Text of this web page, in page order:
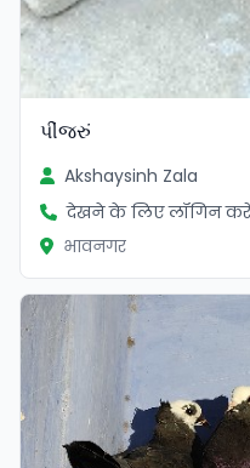
પીંજરું
Akshaysinh Zala
देखने के लिए लॉगिन करें
भावनगर